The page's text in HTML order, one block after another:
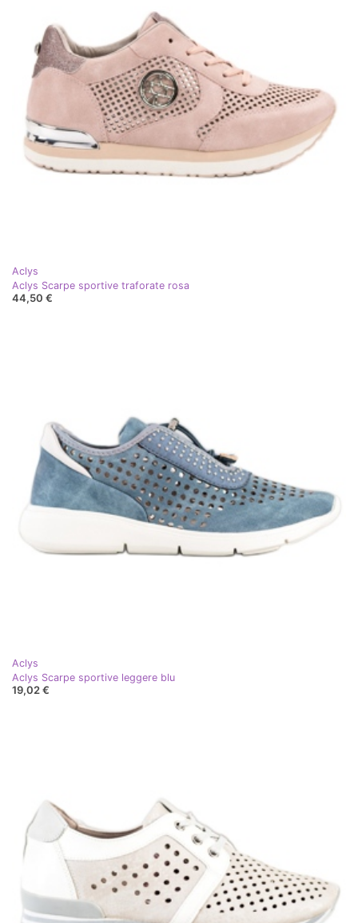
Aclys
Aclys Scarpe sportive traforate rosa
44,50 €
Aclys
Aclys Scarpe sportive leggere blu
19,02 €